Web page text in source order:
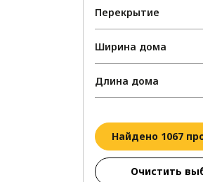
Перекрытие
Ширина дома
Длина дома
Найдено 1067